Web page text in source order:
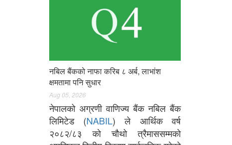
नबिल बैंकको नाफा करिब ८ अर्ब, लाभांश
क्षमतामा पनि सुधार
Aug 05, 2026
नेपालको अग्रणी वाणिज्य बैंक नबिल बैंक
लिमिटेड (NABIL) ले आर्थिक वर्ष
२०८२/८३ को चौथो त्रैमाससम्मको